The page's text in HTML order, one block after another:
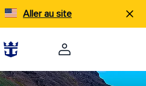
Aller au site